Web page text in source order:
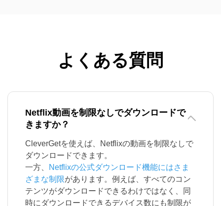
よくある質問
Netflix動画を制限なしでダウンロードで
きますか？
CleverGetを使えば、Netflixの動画を制限なしで
ダウンロードできます。
一方、
Netflixの公式ダウンロード機能にはさま
ざまな制限があります。例えば、すべてのコン
テンツがダウンロードできるわけではなく、同
時にダウンロードできるデバイス数にも制限が